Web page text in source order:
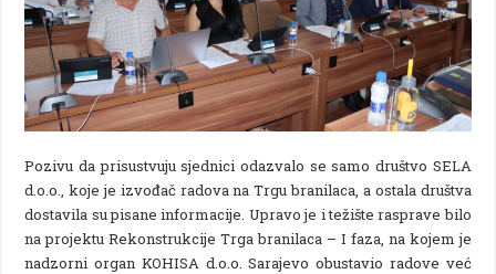
Pozivu da prisustvuju sjednici odazvalo se samo društvo SELA
d.o.o., koje je izvođač radova na Trgu branilaca, a ostala društva
dostavila su pisane informacije. Upravo je i težište rasprave bilo
na projektu Rekonstrukcije Trga branilaca – I faza, na kojem je
nadzorni organ KOHISA d.o.o. Sarajevo obustavio radove već